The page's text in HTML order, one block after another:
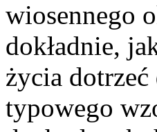
wiosennego
dokładnie,
życia
typowego